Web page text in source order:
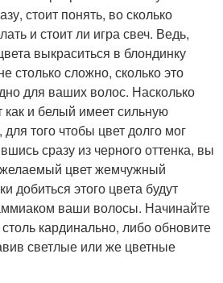
стоит понять, во сколько
и стоит ли игра свеч. Ведь,
выкраситься в блондинку
столько сложно, сколько это
для ваших волос. Насколько
как и белый имеет сильную
того чтобы цвет долго мог
сразу из черного оттенка, вы
цвет жемчужный
добиться этого цвета будут
ваши волосы. Начинайте
кардинально, либо обновите
светлые или же цветные